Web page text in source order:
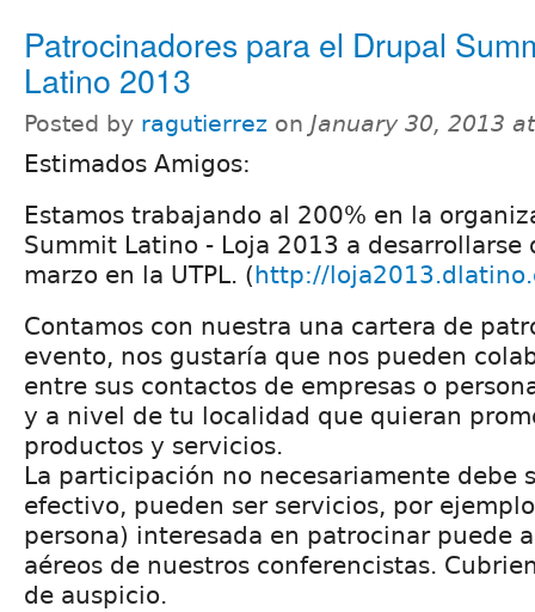
Patrocinadores para el Drupal
Latino 2013
Posted by ragutierrez on January 30, 2013
Estimados Amigos:
Estamos trabajando al 200% en la
Summit Latino - Loja 2013 a desarrollarse
marzo en la UTPL. ( http://
Contamos con nuestra una cartera de
evento, nos gustaría que nos pueden
entre sus contactos de empresas o
y a nivel de tu localidad que quieran
productos y servicios.
La participación no necesariamente debe
efectivo, pueden ser servicios, por
persona) interesada en patrocinar puede
aéreos de nuestros conferencistas.
de auspicio.